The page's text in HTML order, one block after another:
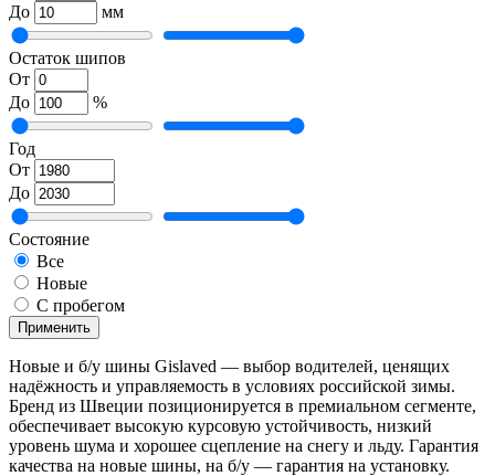
До
мм
Остаток шипов
От
До
%
Год
От
До
Состояние
Все
Новые
С пробегом
Применить
Новые и б/у шины Gislaved — выбор водителей, ценящих
надёжность и управляемость в условиях российской зимы.
Бренд из Швеции позиционируется в премиальном сегменте,
обеспечивает высокую курсовую устойчивость, низкий
уровень шума и хорошее сцепление на снегу и льду. Гарантия
качества на новые шины, на б/у — гарантия на установку.